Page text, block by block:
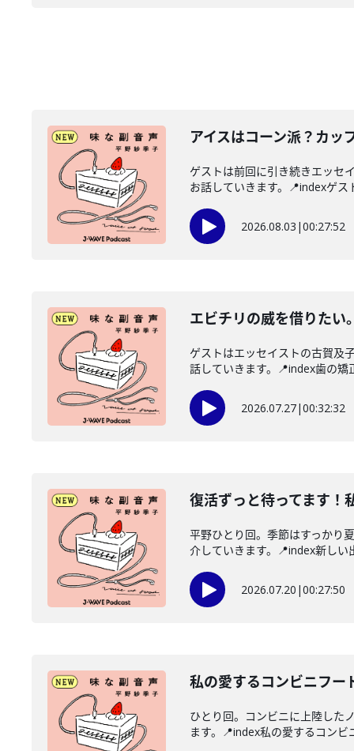
アイスはコーン派？カッ
ゲストは前回に引き続きエッセ
お話していきます。📍indexゲス
2026.08.03 |00:27:52
エビチリの威を借りたい
ゲストはエッセイストの古賀及
話していきます。📍index歯の矯
2026.07.27|00:32:32
復活ずっと待ってます！
平野ひとり回。季節はすっかり
介していきます。📍index新しい
2026.07.20 |00:27:50
私の愛するコンビニフー
ひとり回。コンビニに上陸した
ます。📍index私の愛するコンビ